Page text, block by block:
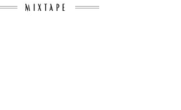
MIXTAPE